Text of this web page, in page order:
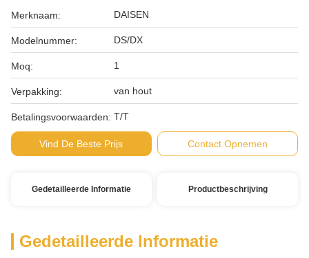
Merknaam: DAISEN
Modelnummer: DS/DX
Moq: 1
Verpakking: van hout
Betalingsvoorwaarden: T/T
Vind De Beste Prijs Contact Opnemen
Gedetailleerde Informatie Productbeschrijving
Gedetailleerde Informatie